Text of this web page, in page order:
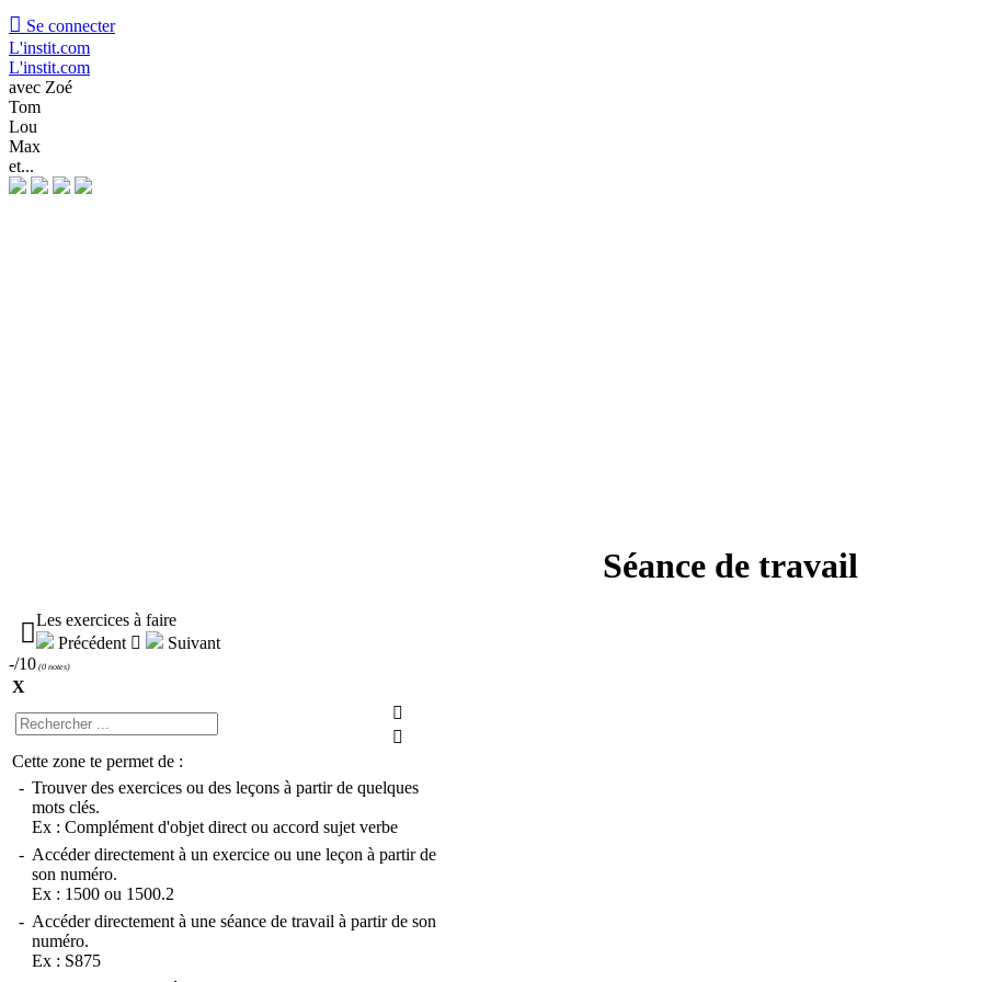
 Se connecter
L'instit.com
L'instit.com
avec Zoé
Tom
Lou
Max
et...
Séance de travail
Les exercices à faire
Précédent 
Suivant
-/10 (0 notes)
X


Cette zone te permet de :
- Trouver des exercices ou des leçons à partir de quelques
mots clés.
Ex : Complément d'objet direct ou accord sujet verbe
- Accéder directement à un exercice ou une leçon à partir de
son numéro.
Ex : 1500 ou 1500.2
- Accéder directement à une séance de travail à partir de son
numéro.
Ex : S875